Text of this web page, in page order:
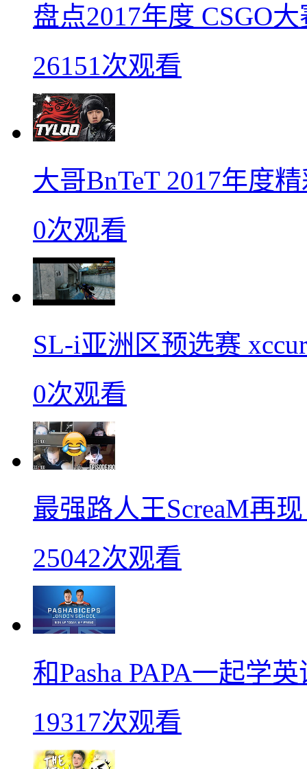
盘点2017年度 CSGO
26151次观看
大哥BnTeT 2017年度
0次观看
SL-i亚洲区预选赛
0次观看
最强路人王ScreaM再
25042次观看
和Pasha PAPA一起学
19317次观看